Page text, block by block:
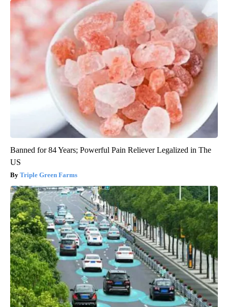
Banned for 84 Years; Powerful Pain Reliever Legalized in The
US
Triple Green Farms